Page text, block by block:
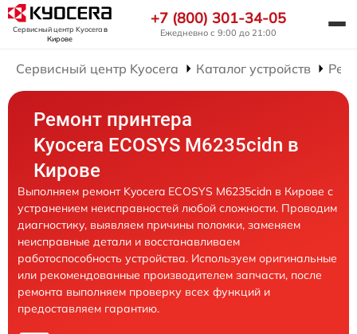
Сервисный центр Kyoceraв
Кирове
+7 (800) 301-34-05
Ежедневно с 9:00 до 21:00
Сервисный центр Kyocera Каталог устройств
Ремонт принтера
Kyocera ECOSYS M6235cidn в
Кирове
Выполняем ремонт Kyocera ECOSYS M6235cidn в Кирове с
устранением неисправностей любой сложности. Проводим
диагностику, выявляем причины поломки, заменяем
неисправные детали и восстанавливаем
работоспособность устройства. Используем оригинальные
или рекомендованные производителем запчасти, после
ремонта выполняем проверку всех функций и
предоставляем гарантию.